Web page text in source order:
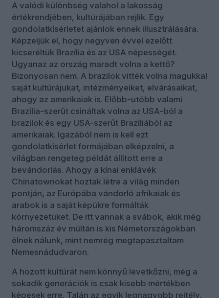
A valódi különbség valahol a lakosság
értékrendjében, kultúrájában rejlik. Egy
gondolatkísérletet ajánlok ennek illusztrálására.
Képzeljük el, hogy negyven évvel ezelőtt
kicseréltük Brazília és az USA népességét.
Ugyanaz az ország maradt volna a kettő?
Bizonyosan nem. A brazilok vitték volna magukkal
saját kultúrájukat, intézményeiket, elvárásaikat,
ahogy az amerikaiak is. Előbb-utóbb valami
Brazília-szerűt csináltak volna az USA-ból a
brazilok és egy USA-szerűt Brazíliából az
amerikaiak. Igazából nem is kell ezt
gondolatkísérlet formájában elképzelni, a
világban rengeteg példát állított erre a
bevándorlás. Ahogy a kínai enklávék
Chinatownokat hoztak létre a világ minden
pontján, az Európába vándorló afrikaiak és
arabok is a saját képükre formálták
környezetüket. De itt vannak a svábok, akik még
háromszáz év múltán is kis Németországokban
élnek nálunk, mint nemrég megtapasztaltam
Nemesnádudvaron.
A hozott kultúrát nem könnyű levetkőzni, még a
sokadik generációk is csak kisebb mértékben
képesek erre. Talán az egyik legnagyobb rejtély,